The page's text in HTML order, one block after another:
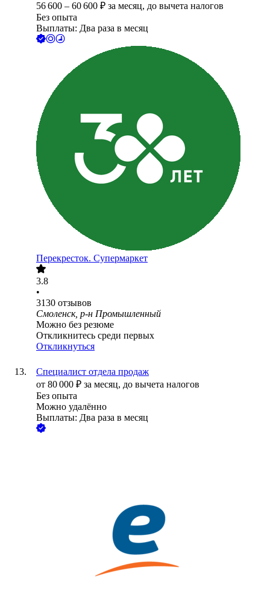
56 600 – 60 600 ₽ за месяц, до вычета налогов
Без опыта
Выплаты: Два раза в месяц
Перекресток. Супермаркет
3.8
•
3130 отзывов
Смоленск, р-н Промышленный
Можно без резюме
Откликнитесь среди первых
Откликнуться
Специалист отдела продаж
от 80 000 ₽ за месяц, до вычета налогов
Без опыта
Можно удалённо
Выплаты: Два раза в месяц